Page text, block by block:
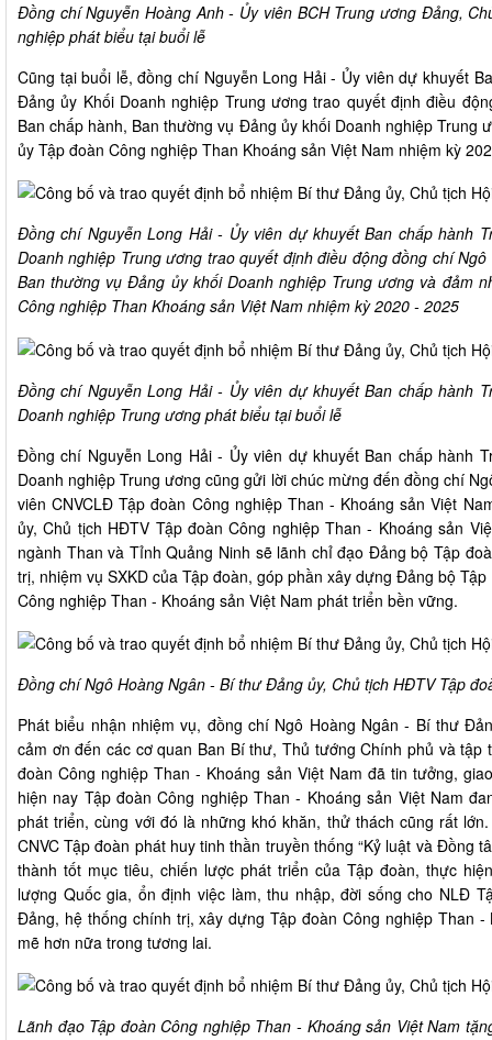
Đồng chí Nguyễn Hoàng Anh - Ủy viên BCH Trung ương Đảng,
nghiệp phát biểu tại buổi lễ
Cũng tại buổi lễ, đồng chí Nguyễn Long Hải - Ủy viên dự khuyết
Đảng ủy Khối Doanh nghiệp Trung ương trao quyết định điều
Ban chấp hành, Ban thường vụ Đảng ủy khối Doanh nghiệp Trung
ủy Tập đoàn Công nghiệp Than Khoáng sản Việt Nam nhiệm kỳ
Đồng chí Nguyễn Long Hải - Ủy viên dự khuyết Ban chấp hành
Doanh nghiệp Trung ương trao quyết định điều động đồng chí
Ban thường vụ Đảng ủy khối Doanh nghiệp Trung ương và đảm
Công nghiệp Than Khoáng sản Việt Nam nhiệm kỳ 2020 - 2025
Đồng chí Nguyễn Long Hải - Ủy viên dự khuyết Ban chấp hành
Doanh nghiệp Trung ương phát biểu tại buổi lễ
Đồng chí Nguyễn Long Hải - Ủy viên dự khuyết Ban chấp hành
Doanh nghiệp Trung ương cũng gửi lời chúc mừng đến đồng chí
viên CNVCLĐ Tập đoàn Công nghiệp Than - Khoáng sản Việt
ủy, Chủ tịch HĐTV Tập đoàn Công nghiệp Than - Khoáng sản
ngành Than và Tỉnh Quảng Ninh sẽ lãnh chỉ đạo Đảng bộ Tập
trị, nhiệm vụ SXKD của Tập đoàn, góp phần xây dựng Đảng bộ
Công nghiệp Than - Khoáng sản Việt Nam phát triển bền vững.
Đồng chí Ngô Hoàng Ngân - Bí thư Đảng ủy, Chủ tịch HĐTV Tập
Phát biểu nhận nhiệm vụ, đồng chí Ngô Hoàng Ngân - Bí thư
cảm ơn đến các cơ quan Ban Bí thư, Thủ tướng Chính phủ và tập
đoàn Công nghiệp Than - Khoáng sản Việt Nam đã tin tưởng,
hiện nay Tập đoàn Công nghiệp Than - Khoáng sản Việt Nam
phát triển, cùng với đó là những khó khăn, thử thách cũng rất
CNVC Tập đoàn phát huy tinh thần truyền thống “Kỷ luật và Đồng
thành tốt mục tiêu, chiến lược phát triển của Tập đoàn, thực
lượng Quốc gia, ổn định việc làm, thu nhập, đời sống cho NLĐ
Đảng, hệ thống chính trị, xây dựng Tập đoàn Công nghiệp Than
mẽ hơn nữa trong tương lai.
Lãnh đạo Tập đoàn Công nghiệp Than - Khoáng sản Việt Nam